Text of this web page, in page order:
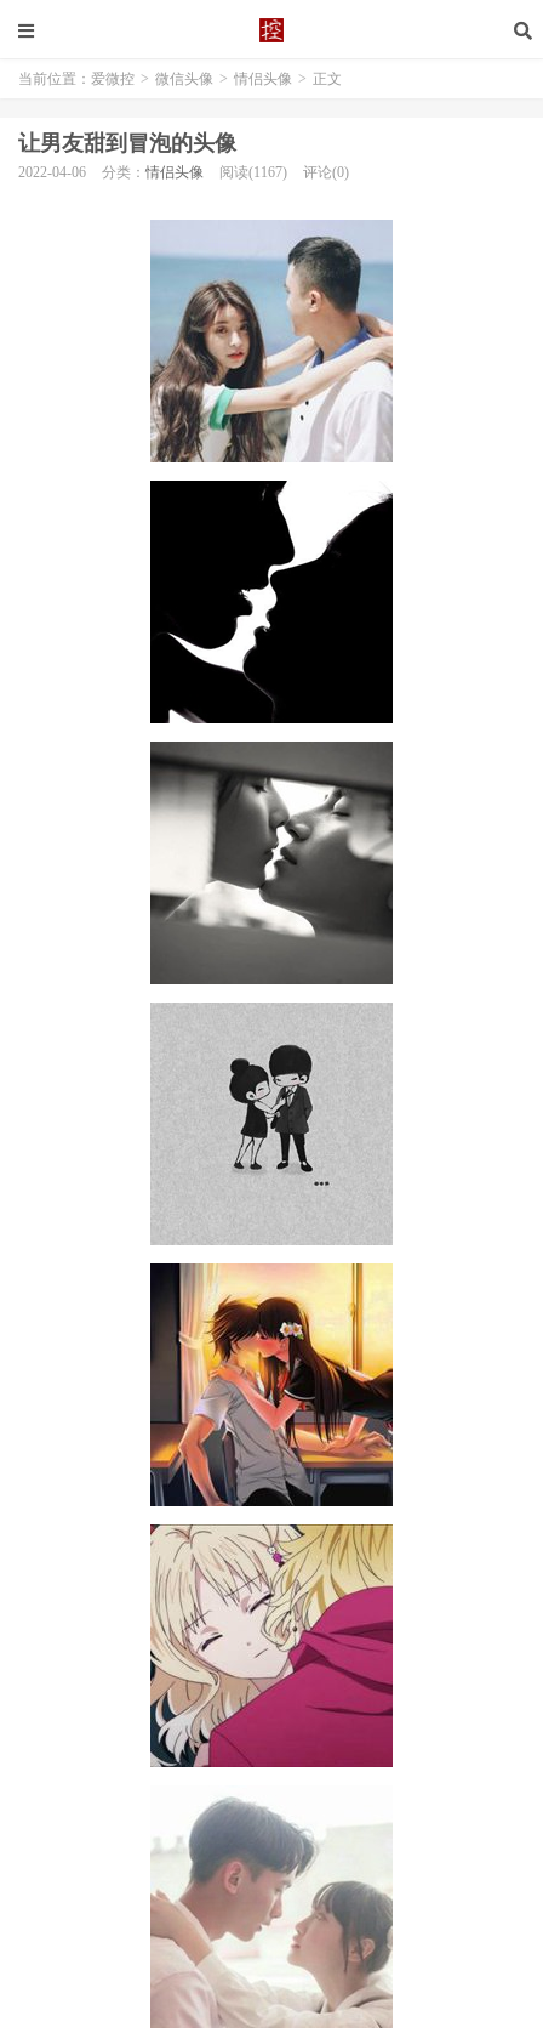
当前位置： 爱微控 > 微信头像 > 情侣头像 > 正文
让男友甜到冒泡的头像
2022-04-06 分类： 情侣头像 阅读(1167) 评论(0)